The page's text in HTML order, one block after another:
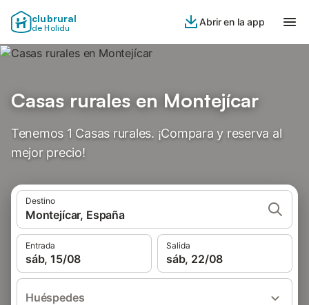
clubrural
de Holidu
Abrir en la app
Casas rurales en Montejícar
Tenemos 1 Casas rurales. ¡Compara y reserva al
mejor precio!
Destino
Montejícar, España
Entrada
sáb, 15/08
Salida
sáb, 22/08
Huéspedes